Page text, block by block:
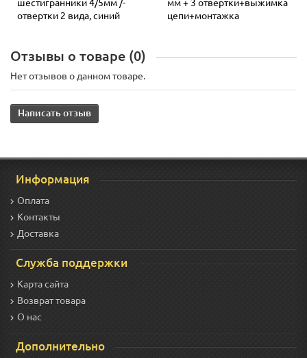
шестигранники 4/5мм /-
отвертки 2 вида, синий
мм + 3 отвертки+выжимка
цепи+монтажка
Отзывы о товаре (0)
Нет отзывов о данном товаре.
Написать отзыв
Информация
Оплата
Контакты
Доставка
Служба поддержки
Карта сайта
Возврат товара
О нас
Дополнительно